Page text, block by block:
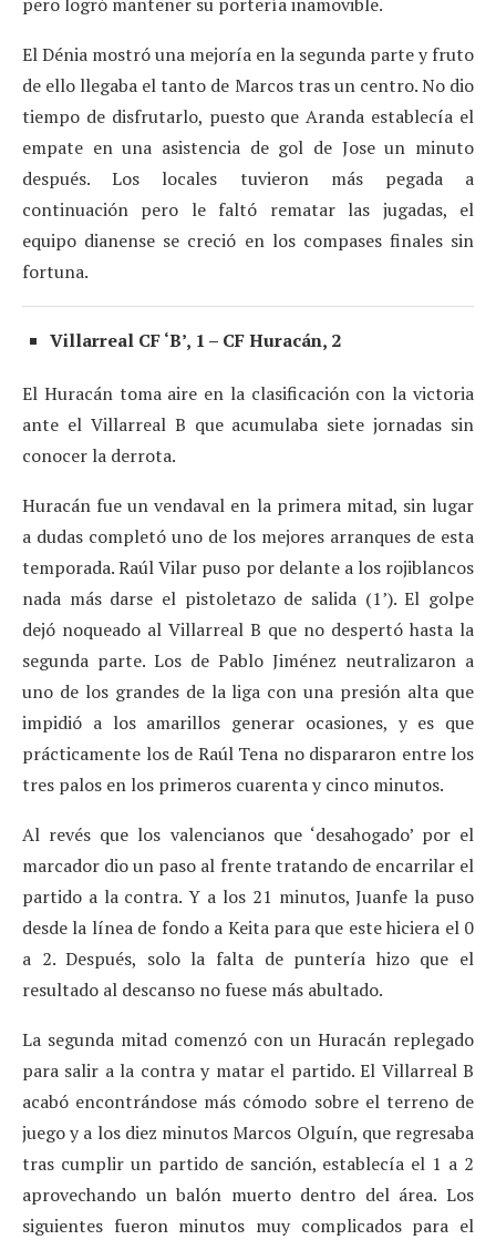
El Dénia mostró una mejoría en la segunda parte y fruto
de ello llegaba el tanto de Marcos tras un centro. No dio
tiempo de disfrutarlo, puesto que Aranda establecía el
empate en una asistencia de gol de Jose un minuto
después. Los locales tuvieron más pegada a
continuación pero le faltó rematar las jugadas, el
equipo dianense se creció en los compases finales sin
fortuna.
Villarreal CF ‘B’, 1 – CF Huracán, 2
El Huracán toma aire en la clasificación con la victoria
ante el Villarreal B que acumulaba siete jornadas sin
conocer la derrota.
Huracán fue un vendaval en la primera mitad, sin lugar
a dudas completó uno de los mejores arranques de esta
temporada. Raúl Vilar puso por delante a los rojiblancos
nada más darse el pistoletazo de salida (1’). El golpe
dejó noqueado al Villarreal B que no despertó hasta la
segunda parte. Los de Pablo Jiménez neutralizaron a
uno de los grandes de la liga con una presión alta que
impidió a los amarillos generar ocasiones, y es que
prácticamente los de Raúl Tena no dispararon entre los
tres palos en los primeros cuarenta y cinco minutos.
Al revés que los valencianos que ‘desahogado’ por el
marcador dio un paso al frente tratando de encarrilar el
partido a la contra. Y a los 21 minutos, Juanfe la puso
desde la línea de fondo a Keita para que este hiciera el 0
a 2. Después, solo la falta de puntería hizo que el
resultado al descanso no fuese más abultado.
La segunda mitad comenzó con un Huracán replegado
para salir a la contra y matar el partido. El Villarreal B
acabó encontrándose más cómodo sobre el terreno de
juego y a los diez minutos Marcos Olguín, que regresaba
tras cumplir un partido de sanción, establecía el 1 a 2
aprovechando un balón muerto dentro del área. Los
siguientes fueron minutos muy complicados para el